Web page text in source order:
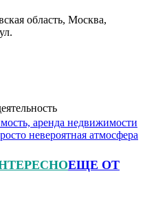
область, Москва,
аренда недвижимости
невероятная атмосфера
ЕЩЕ ОТ